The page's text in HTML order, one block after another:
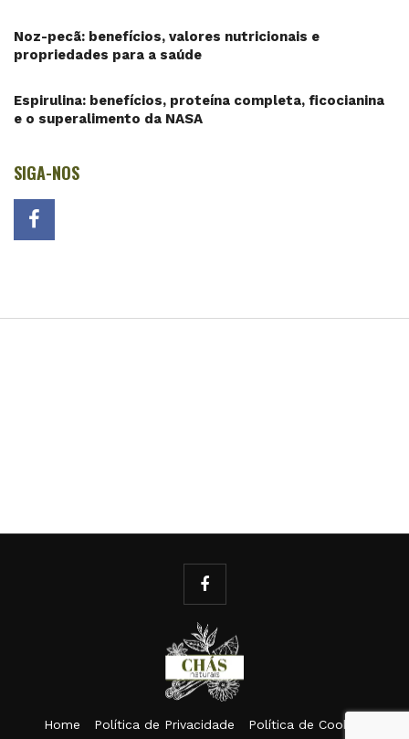
Noz-pecã: benefícios, valores nutricionais e
propriedades para a saúde
Espirulina: benefícios, proteína completa, ficocianina
e o superalimento da NASA
SIGA-NOS
Home Política de Privacidade
Política de Cookies